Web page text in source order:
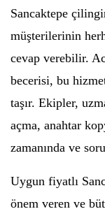
Sancaktepe
müşterilerinin
cevap verebilir.
becerisi, bu
taşır. Ekipler,
açma, anahtar
zamanında ve
Uygun fiyatlı
önem veren ve